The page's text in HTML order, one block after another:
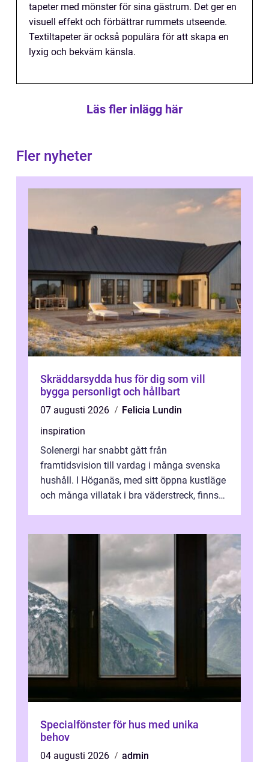
tapeter med mönster för sina gästrum. Det ger en
visuell effekt och förbättrar rummets utseende.
Textiltapeter är också populära för att skapa en
lyxig och bekväm känsla.
Läs fler inlägg här
Fler nyheter
Skräddarsydda hus för dig som vill
bygga personligt och hållbart
07 augusti 2026
Felicia Lundin
inspiration
Solenergi har snabbt gått från
framtidsvision till vardag i många svenska
hushåll. I Höganäs, med sitt öppna kustläge
och många villatak i bra väderstreck, finns
Specialfönster för hus med unika
behov
04 augusti 2026
admin